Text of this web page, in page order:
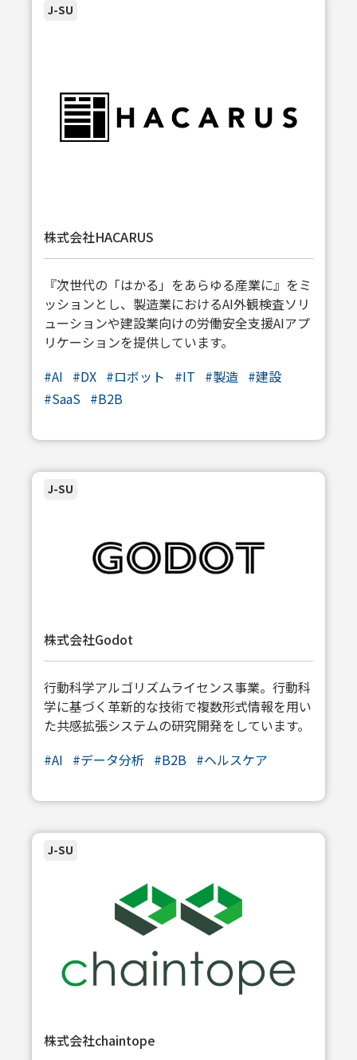
J-SU
株式会社HACARUS
『次世代の「はかる」をあらゆる産業に』をミ
ッションとし、製造業におけるAI外観検査ソリ
ューションや建設業向けの労働安全支援AIアプ
リケーションを提供しています。
#AI #DX #ロボット #IT #製造 #建設
#SaaS #B2B
J-SU
株式会社Godot
行動科学アルゴリズムライセンス事業。行動科
学に基づく革新的な技術で複数形式情報を用い
た共感拡張システムの研究開発をしています。
#AI #データ分析 #B2B #ヘルスケア
J-SU
株式会社chaintope